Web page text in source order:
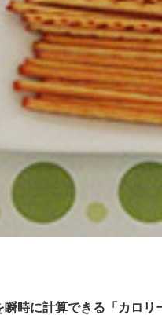
時に計算できる「カロ